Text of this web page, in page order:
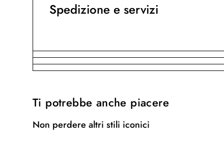
Spedizione e servizi
Ti potrebbe anche piacere
Non perdere altri stili iconici